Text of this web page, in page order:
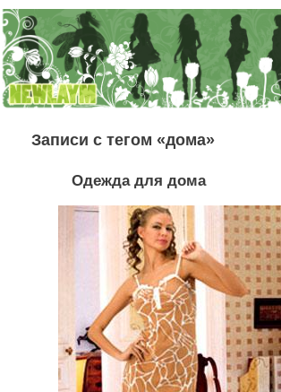
Записи с тегом «дома»
Одежда для дома